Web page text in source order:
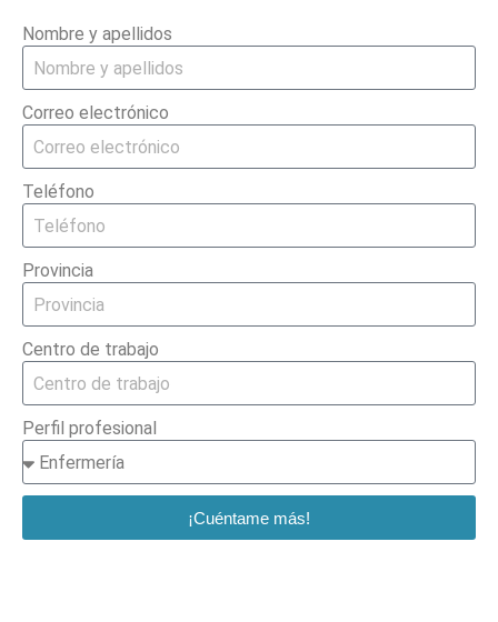
Nombre y apellidos
Correo electrónico
Teléfono
Provincia
Centro de trabajo
Perfil profesional
¡Cuéntame más!